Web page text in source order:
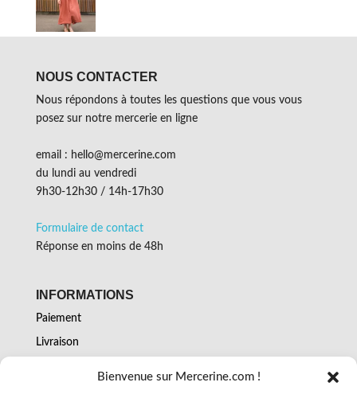
Bienvenue sur Mercerine.com !
NOUS CONTACTER
Nous répondons à toutes les questions que vous vous
posez sur notre mercerie en ligne
email : hello@mercerine.com
du lundi au vendredi
9h30-12h30 / 14h-17h30
Formulaire de contact
Réponse en moins de 48h
INFORMATIONS
Paiement
Livraison